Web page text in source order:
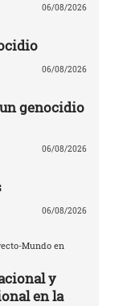
06/08/2026
06/08/2026
genocidio
06/08/2026
06/08/2026
Mundo en
y
en la